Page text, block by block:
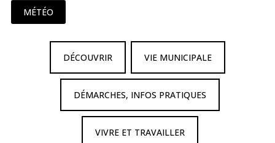
MÉTÉO
DÉCOUVRIR VIE MUNICIPALE
DÉMARCHES, INFOS PRATIQUES
VIVRE ET TRAVAILLER